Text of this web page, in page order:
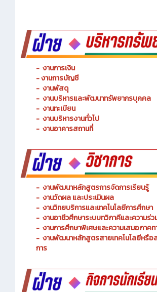
- งานการเงิน
-งานการบัญชี
- งานพัสดุ
- งานบริหารและพัฒนาทรัพยากรบุคคล
- งานทะเบียน
- งานบริหารงานทั่วไป
- งานอาคารสถานที่
- งานพัฒนาหลักสูตรการจัดการเรียนรู้
- งานวัดผล และประเมินผล
- งานวิทยบริการและเทคโนโลยีการศึกษา
- งานอาชีวศึกษาระบบทวิภาคีและความร่
- งานการศึกษาพิเศษและความเสมอภาค
- งานพัฒนาหลักสูตรสายเทคโนโลยีหรื
การ